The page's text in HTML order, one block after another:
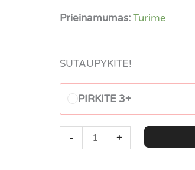
Prieinamumas: Turime
SUTAUPYKITE!
PIRKITE 3+
-
produkto
kiekis:
+